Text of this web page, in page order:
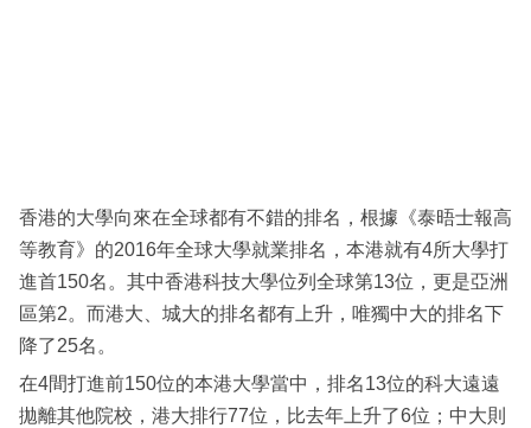
區
香港的大學向來在全球都有不錯的排名，根據《泰晤士報高
等教育》的2016年全球大學就業排名，本港就有4所大學打
進首150名。其中香港科技大學位列全球第13位，更是亞洲
區第2。而港大、城大的排名都有上升，唯獨中大的排名下
降了25名。
在4間打進前150位的本港大學當中，排名13位的科大遠遠
拋離其他院校，港大排行77位，比去年上升了6位；中大則